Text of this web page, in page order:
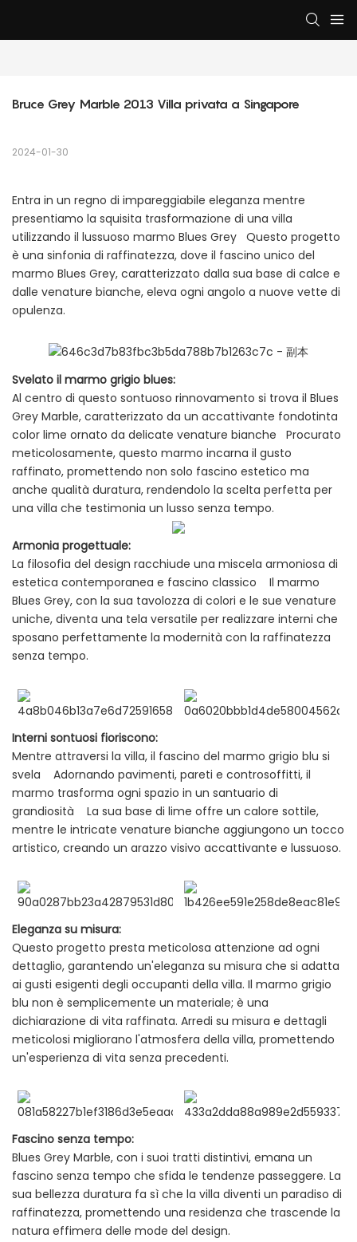
Bruce Grey Marble 2013 Villa privata a Singapore
2024-01-30
Entra in un regno di impareggiabile eleganza mentre
presentiamo la squisita trasformazione di una villa
utilizzando il lussuoso marmo Blues Grey Questo progetto
è una sinfonia di raffinatezza, dove il fascino unico del
marmo Blues Grey, caratterizzato dalla sua base di calce e
dalle venature bianche, eleva ogni angolo a nuove vette di
opulenza.
Svelato il marmo grigio blues:
Al centro di questo sontuoso rinnovamento si trova il Blues
Grey Marble, caratterizzato da un accattivante fondotinta
color lime ornato da delicate venature bianche Procurato
meticolosamente, questo marmo incarna il gusto
raffinato, promettendo non solo fascino estetico ma
anche qualità duratura, rendendolo la scelta perfetta per
una villa che testimonia un lusso senza tempo.
Armonia progettuale:
La filosofia del design racchiude una miscela armoniosa di
estetica contemporanea e fascino classico Il marmo
Blues Grey, con la sua tavolozza di colori e le sue venature
uniche, diventa una tela versatile per realizzare interni che
sposano perfettamente la modernità con la raffinatezza
senza tempo.
Interni sontuosi fioriscono:
Mentre attraversi la villa, il fascino del marmo grigio blu si
svela Adornando pavimenti, pareti e controsoffitti, il
marmo trasforma ogni spazio in un santuario di
grandiosità La sua base di lime offre un calore sottile,
mentre le intricate venature bianche aggiungono un tocco
artistico, creando un arazzo visivo accattivante e lussuoso.
Eleganza su misura:
Questo progetto presta meticolosa attenzione ad ogni
dettaglio, garantendo un'eleganza su misura che si adatta
ai gusti esigenti degli occupanti della villa. Il marmo grigio
blu non è semplicemente un materiale; è una
dichiarazione di vita raffinata. Arredi su misura e dettagli
meticolosi migliorano l'atmosfera della villa, promettendo
un'esperienza di vita senza precedenti.
Fascino senza tempo:
Blues Grey Marble, con i suoi tratti distintivi, emana un
fascino senza tempo che sfida le tendenze passeggere. La
sua bellezza duratura fa sì che la villa diventi un paradiso di
raffinatezza, promettendo una residenza che trascende la
natura effimera delle mode del design.